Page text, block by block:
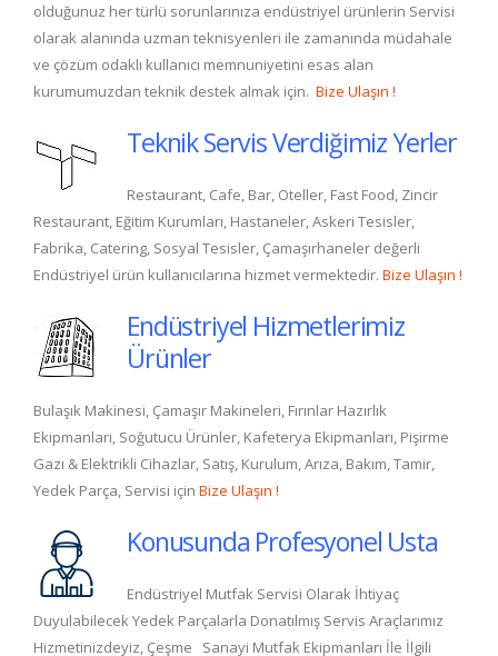
olduğunuz her türlü sorunlarınıza endüstriyel ürünlerin Servisi
olarak alanında uzman teknisyenleri ile zamanında müdahale
ve çözüm odaklı kullanıcı memnuniyetini esas alan
kurumumuzdan teknik destek almak için. Bize Ulaşın !
Teknik Servis Verdiğimiz Yerler
Restaurant, Cafe, Bar, Oteller, Fast Food, Zincir
Restaurant, Eğitim Kurumları, Hastaneler, Askeri Tesisler,
Fabrika, Catering, Sosyal Tesisler, Çamaşırhaneler değerli
Endüstriyel ürün kullanıcılarına hizmet vermektedir. Bize Ulaşın !
Endüstriyel Hizmetlerimiz
Ürünler
Bulaşık Makinesi, Çamaşır Makineleri, Fırınlar Hazırlık
Ekipmanları, Soğutucu Ürünler, Kafeterya Ekipmanları, Pişirme
Gazı & Elektrikli Cihazlar, Satış, Kurulum, Arıza, Bakım, Tamir,
Yedek Parça, Servisi için Bize Ulaşın !
Konusunda Profesyonel Usta
Endüstriyel Mutfak Servisi Olarak İhtiyaç
Duyulabilecek Yedek Parçalarla Donatılmış Servis Araçlarımız
Hizmetinizdeyiz, Çeşme Sanayi Mutfak Ekipmanları İle İlgili